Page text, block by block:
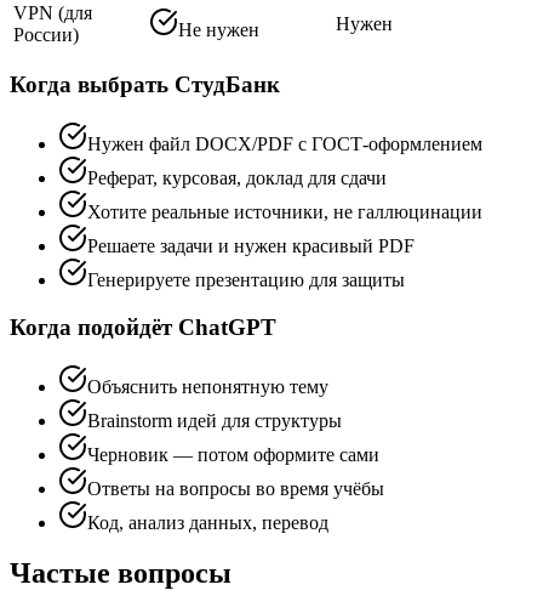
VPN (для
России)
Не нужен Нужен
Когда выбрать СтудБанк
Нужен файл DOCX/PDF с ГОСТ-оформлением
Реферат, курсовая, доклад для сдачи
Хотите реальные источники, не галлюцинации
Решаете задачи и нужен красивый PDF
Генерируете презентацию для защиты
Когда подойдёт ChatGPT
Объяснить непонятную тему
Brainstorm идей для структуры
Черновик — потом оформите сами
Ответы на вопросы во время учёбы
Код, анализ данных, перевод
Частые вопросы